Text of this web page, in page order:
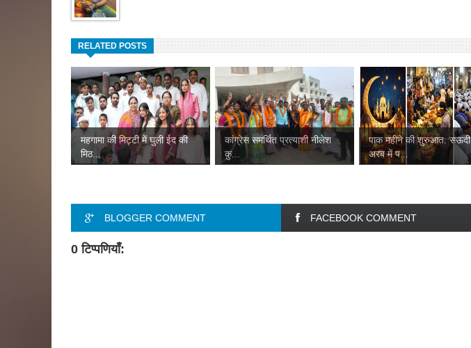
RELATED POSTS
महगामा की मिट्टी में घुली ईद की
मिठ...
कांग्रेस समर्थित प्रत्याशी नीलेश
कु...
पाक महीने की शुरुआत: सऊदी
अरब में प...
BLOGGER COMMENT FACEBOOK COMMENT
0 टिप्पणियाँ: